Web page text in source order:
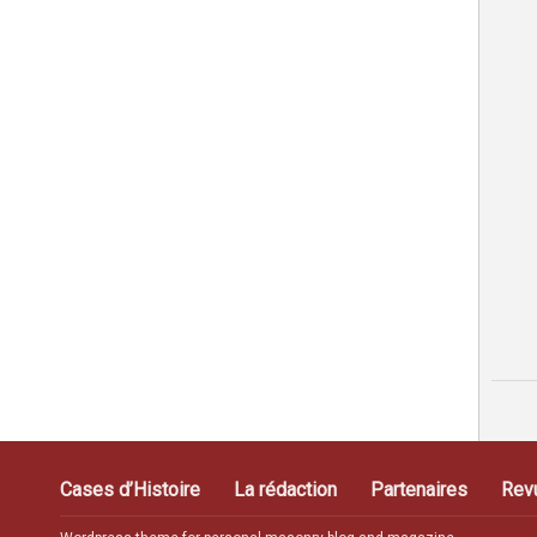
Cases d’Histoire La rédaction Partenaires